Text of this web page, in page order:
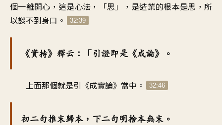
個一離開心，這是心法，「思」，是造業的根本是思，所
以談不到身口。
32:39
《資持》釋云：「引證即是《成論》。
上面那個就是引《成實論》當中。 32:46
初二句推末歸本，下二句明捨本無末。